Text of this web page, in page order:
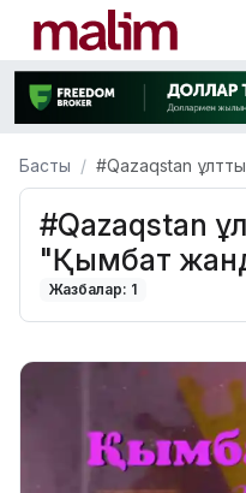
Басты #Qazaqstan
#Qazaqstan
"Қымбат
Жазбалар: 1